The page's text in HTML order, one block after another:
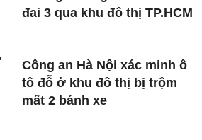
đai 3 qua khu đô thị TP.HCM
Công an Hà Nội xác minh ô
tô đỗ ở khu đô thị bị trộm
mất 2 bánh xe